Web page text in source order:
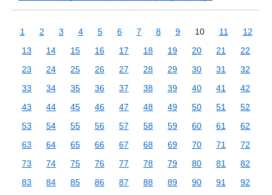
1 2 3 4 5 6 7 8 9 10 11
12
13
14 15 16 17 18 19 20 21
22
23
24 25 26 27 28 29 30 31
32
33
34 35 36 37 38 39 40 41
42
43
44 45 46 47 48 49 50 51
52
53
54 55 56 57 58 59 60 61
62
63
64 65 66 67 68 69 70 71
72
73
74 75 76 77 78 79 80 81
82
83
84 85 86 87 88 89 90 91
92